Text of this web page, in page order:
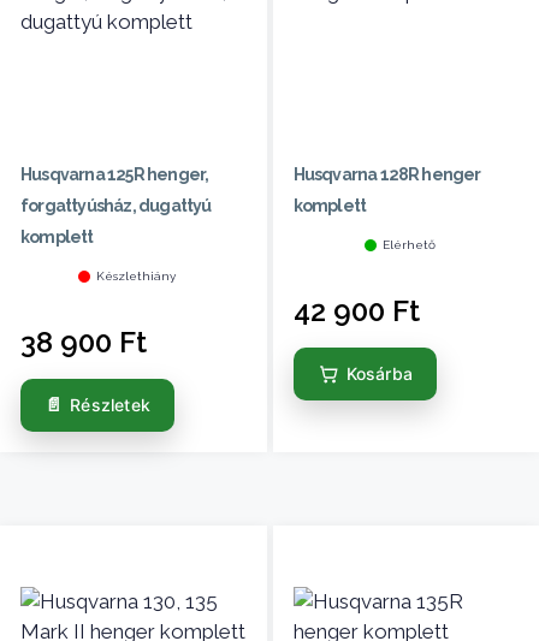
Husqvarna 125R henger,
forgattyúsház, dugattyú
komplett
Készlethiány
38 900 Ft
Részletek
Husqvarna 128R henger
komplett
Elérhető
42 900 Ft
Kosárba